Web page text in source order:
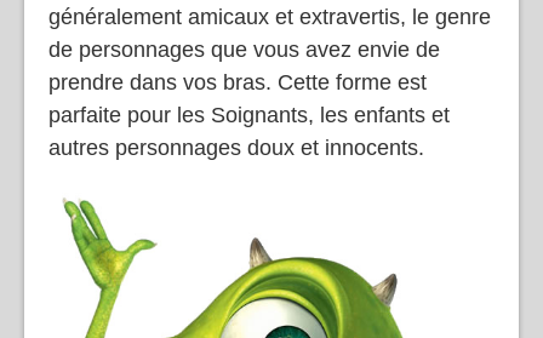
généralement amicaux et extravertis, le genre
de personnages que vous avez envie de
prendre dans vos bras. Cette forme est
parfaite pour les Soignants, les enfants et
autres personnages doux et innocents.